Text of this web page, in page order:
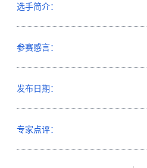
选手简介：
参赛感言：
发布日期：
专家点评：